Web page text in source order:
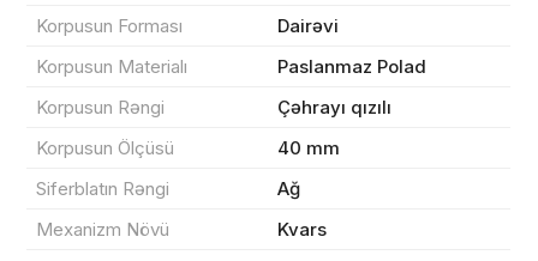
Korpusun Forması
Dairəvi
Korpusun Materialı
Paslanmaz Polad
Korpusun Rəngi
Çəhrayı qızılı
Korpusun Ölçüsü
40 mm
Siferblatın Rəngi
Ağ
Mexanizm Növü
Kvars
Məhsul toplam
Endirim
Çatdırılma
Yekun məbləğ OK